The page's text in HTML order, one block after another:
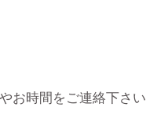
お時間をご連絡下さい